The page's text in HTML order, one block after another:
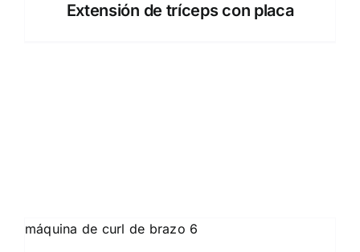
Extensión de tríceps con placa